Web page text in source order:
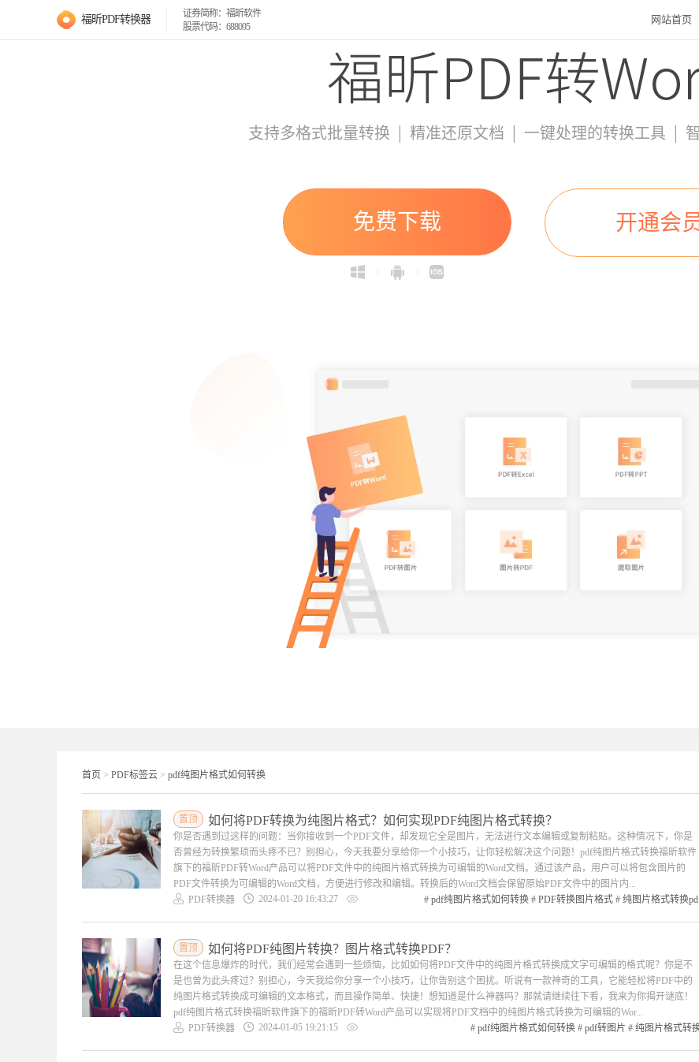
福昕PDF转换器
证券简称：福昕软件
股票代码：688095
网站首页
支持多格式批量转换 | 精准还原文档 | 一键处理的转换工具 |
免费下载 开通会
首页 > PDF标签云 > pdf纯图片格式如何转换
置顶 如何将PDF转换为纯图片格式？如何实现PDF纯图片格式转换？
你是否遇到过这样的问题：当你接收到一个PDF文件，却发现它全是图片，无法进行文本编辑或复制粘贴。这种情况下，你是
否曾经为转换繁琐而头疼不已？别担心，今天我要分享给你一个小技巧，让你轻松解决这个问题！pdf纯图片格式转换福昕软件
旗下的福昕PDF转Word产品可以将PDF文件中的纯图片格式转换为可编辑的Word文档。通过该产品，用户可以将包含图片的
PDF文件转换为可编辑的Word文档，方便进行修改和编辑。转换后的Word文档会保留原始PDF文件中的图片内...
PDF转换器
2024-01-20 16:43:27 # pdf纯图片格式如何转换 # PDF转换图片格式 # 纯图片格式转换
置顶 如何将PDF纯图片转换？图片格式转换PDF？
在这个信息爆炸的时代，我们经常会遇到一些烦恼，比如如何将PDF文件中的纯图片格式转换成文字可编辑的格式呢？你是不
是也曾为此头疼过？别担心，今天我给你分享一个小技巧，让你告别这个困扰。听说有一款神奇的工具，它能轻松将PDF中的
纯图片格式转换成可编辑的文本格式，而且操作简单、快捷！想知道是什么神器吗？那就请继续往下看，我来为你揭开谜底！
pdf纯图片格式转换福昕软件旗下的福昕PDF转Word产品可以实现将PDF文档中的纯图片格式转换为可编辑的Wor...
PDF转换器
2024-01-05 19:21:15 # pdf纯图片格式如何转换 # pdf转图片 # 纯图片格式转